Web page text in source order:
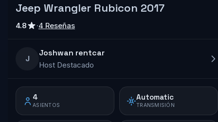
Jeep Wrangler Rubicon 2017
4.8 ·4 Reseñas
J
Joshwan rentcar
Host Destacado
4
ASIENTOS
Automatic
TRANSMISIÓN